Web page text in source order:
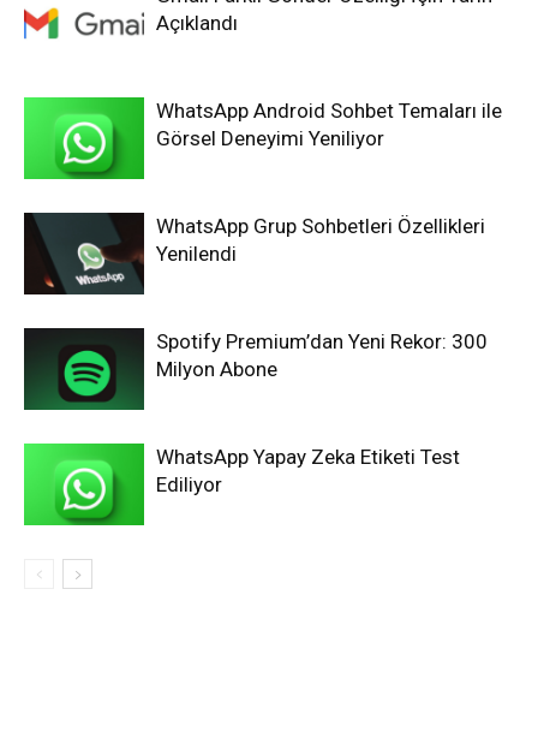
Açıklandı
WhatsApp Android Sohbet Temaları ile
Görsel Deneyimi Yeniliyor
WhatsApp Grup Sohbetleri Özellikleri
Yenilendi
Spotify Premium’dan Yeni Rekor: 300
Milyon Abone
WhatsApp Yapay Zeka Etiketi Test
Ediliyor